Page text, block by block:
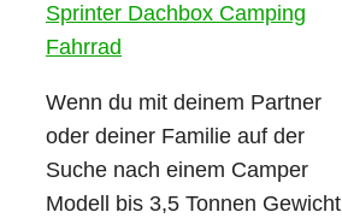
Wenn du mit deinem Partner
oder deiner Familie auf der
Suche nach einem Camper
Modell bis 3,5 Tonnen Gewicht